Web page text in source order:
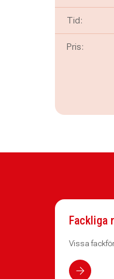
Tid:
Pris:
Fackliga
Vissa